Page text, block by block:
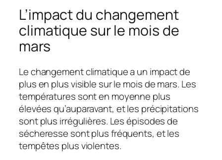
L’impact du changement
climatique sur le mois de
mars
Le changement climatique a un impact de
plus en plus visible sur le mois de mars. Les
températures sont en moyenne plus
élevées qu’auparavant, et les précipitations
sont plus irrégulières. Les épisodes de
sécheresse sont plus fréquents, et les
tempêtes plus violentes.